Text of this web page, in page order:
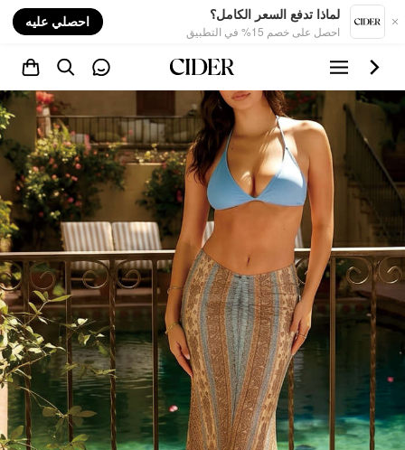
لماذا تدفع السعر الكامل؟
احصل على خصم 15% في التطبيق
احصلي عليه